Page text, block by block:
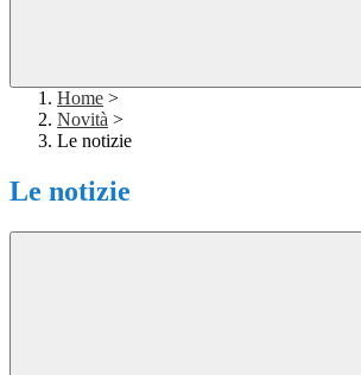
Home >
Novità >
Le notizie
Le notizie